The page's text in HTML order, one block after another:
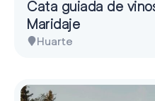
Cata guiada de
Maridaje
Huarte